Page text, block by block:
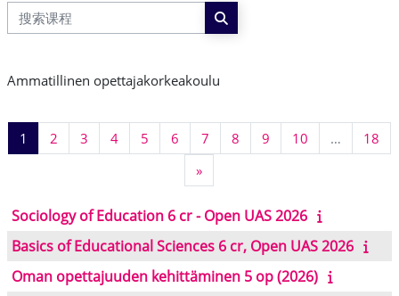
搜索课程
搜索课程
Ammatillinen opettajakorkeakoulu
1 页 12 页 23 页 34页 45 页 56 页 67 页 78 页 89 页 910 页 10
… 18
»下一页
Sociology of Education 6 cr - Open UAS 2026
Basics of Educational Sciences 6 cr, Open UAS 2026
Oman opettajuuden kehittäminen 5 op (2026)